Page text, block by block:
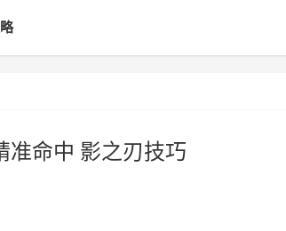
准命中 影之刃技巧